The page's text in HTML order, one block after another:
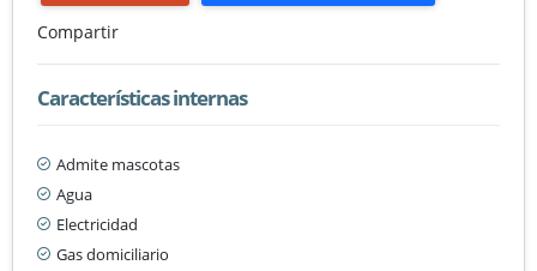
Compartir
Características internas
Admite mascotas
Agua
Electricidad
Gas domiciliario